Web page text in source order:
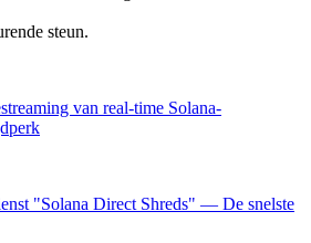
steun.
van real-time Solana-
"Solana Direct Shreds" — De snelste